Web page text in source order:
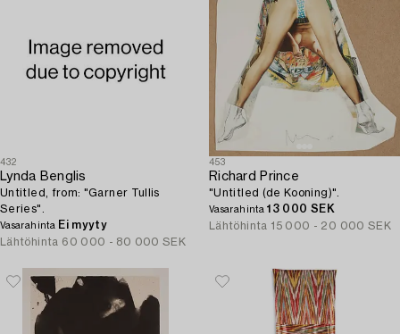
432
Lynda Benglis
Untitled, from: "Garner Tullis
Series".
Vasarahinta Ei myyty
Lähtöhinta 60 000 - 80 000 SEK
453
Richard Prince
"Untitled (de Kooning)".
Vasarahinta13 000 SEK
Lähtöhinta 15 000 - 20 000 SEK